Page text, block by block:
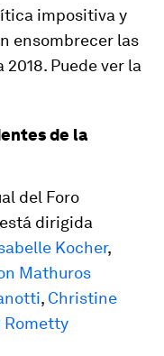
impositiva y
ensombrecer las
Puede ver la
de la
del Foro
dirigida
Kocher,
Mathuros
, Christine
Rometty